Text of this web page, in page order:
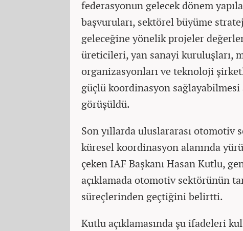
federasyonun gelecek dönem
başvuruları, sektörel büyüme
geleceğine yönelik projeler
üreticileri, yan sanayi kuruluşları,
organizasyonları ve teknoloji
güçlü koordinasyon sağlayabilmesi
görüşüldü.
Son yıllarda uluslararası otomotiv
küresel koordinasyon alanında
çeken IAF Başkanı Hasan Kutlu,
açıklamada otomotiv sektörünün
süreçlerinden geçtiğini belirtti.
Kutlu açıklamasında şu ifadeleri